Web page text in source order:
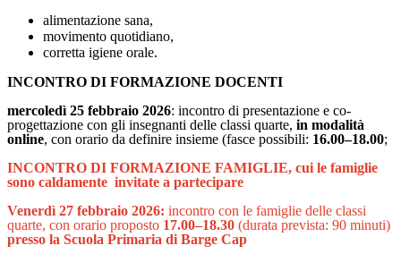
alimentazione sana,
movimento quotidiano,
corretta igiene orale.
INCONTRO DI FORMAZIONE DOCENTI
mercoledì 25 febbraio 2026: incontro di presentazione e co-
progettazione con gli insegnanti delle classi quarte,in modalità
online, con orario da definire insieme (fasce possibili: 16.00–18.00;
INCONTRO DI FORMAZIONE FAMIGLIE, cui le famiglie
sono caldamente invitate a partecipare
Venerdì 27 febbraio 2026: incontro con le famiglie delle classi
quarte, con orario proposto 17.00–18.30 (durata prevista: 90 minuti)
presso la Scuola Primaria di Barge Cap